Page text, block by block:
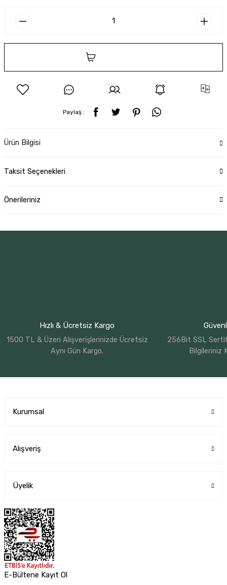
Paylaş :
Ürün Bilgisi
Taksit Seçenekleri
Önerileriniz
Hızlı & Ücretsiz Kargo
1500 TL & Üzeri Alışverişlerinizde Ücretsiz
Aynı Gün Kargo.
256Bit SSL
Bilgileriniz
Kurumsal
Alışveriş
Üyelik
E-Bültene Kayıt Ol